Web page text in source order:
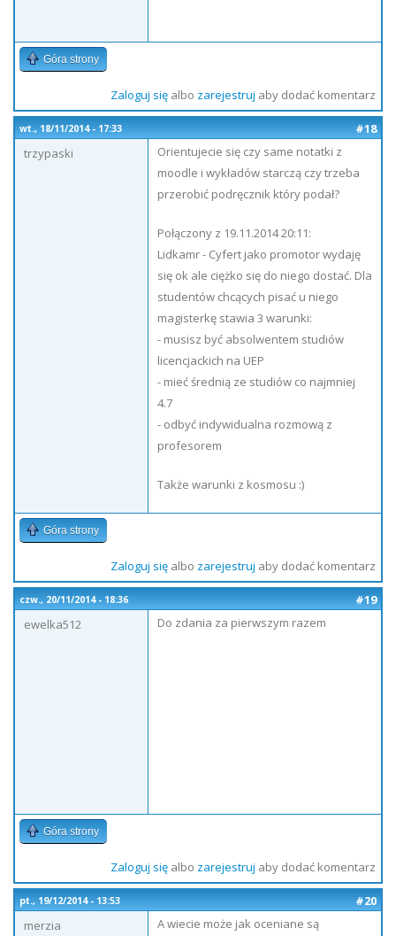
Góra strony
Zaloguj sięalbo zarejestruj aby dodać komentarz
wt., 18/11/2014 - 17:33
#18
trzypaski
Orientujecie się czy same notatki z
moodle i wykładów starczą czy trzeba
przerobić podręcznik który podał?
Połączony z 19.11.2014 20:11:
Lidkamr - Cyfert jako promotor wydaję
się ok ale ciężko się do niego dostać. Dla
studentów chcących pisać u niego
magisterkę stawia 3 warunki:
- musisz być absolwentem studiów
licencjackich na UEP
- mieć średnią ze studiów co najmniej
4.7
- odbyć indywidualna rozmową z
profesorem
Także warunki z kosmosu :)
Góra strony
Zaloguj sięalbo zarejestruj aby dodać komentarz
czw., 20/11/2014 - 18:36
#19
ewelka512
Do zdania za pierwszym razem
Góra strony
Zaloguj sięalbo zarejestruj aby dodać komentarz
pt., 19/12/2014 - 13:53
#20
merzia
A wiecie może jak oceniane są